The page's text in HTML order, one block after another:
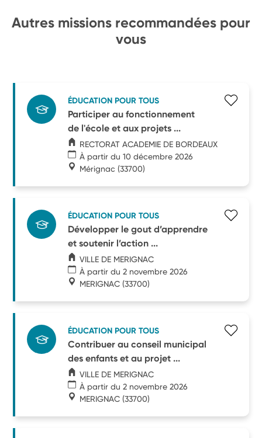
Autres missions recommandées pour
vous
ÉDUCATION POUR TOUS
Participer au fonctionnement
de l'école et aux projets ...
RECTORAT ACADEMIE DE BORDEAUX
À partir du 10 décembre 2026
Mérignac (33700)
ÉDUCATION POUR TOUS
Développer le gout d’apprendre
et soutenir l’action ...
VILLE DE MERIGNAC
À partir du 2 novembre 2026
MERIGNAC (33700)
ÉDUCATION POUR TOUS
Contribuer au conseil municipal
des enfants et au projet ...
VILLE DE MERIGNAC
À partir du 2 novembre 2026
MERIGNAC (33700)